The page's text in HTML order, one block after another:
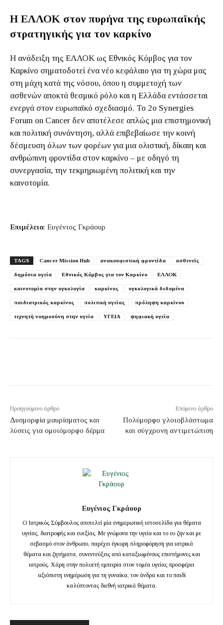
Η ΕΛΛΟΚ στον πυρήνα της ευρωπαϊκής
στρατηγικής για τον καρκίνο
Η ανάδειξη της ΕΛΛΟΚ ως Εθνικός Κόμβος για τον
Καρκίνο σηματοδοτεί ένα νέο κεφάλαιο για τη χώρα μας
στη μάχη κατά της νόσου, όπου η συμμετοχή των
ασθενών αποκτά θεσμικό ρόλο και η Ελλάδα εντάσσεται
ενεργά στον ευρωπαϊκό σχεδιασμό. Το 2ο Synergies
Forum on Cancer δεν αποτέλεσε απλώς μια επιστημονική
και πολιτική συνάντηση, αλλά επιβεβαίωσε την κοινή
δέσμευση όλων των φορέων για μια ολιστική, δίκαιη και
ανθρώπινη φροντίδα στον καρκίνο – με οδηγό τη
συνεργασία, την τεκμηριωμένη πολιτική και την
καινοτομία.
Επιμέλεια: Ευγένιος Γκράουρ
TAGS Cancer Mission Hub ανακουφιστική φροντίδα ασθενείς
δημόσια υγεία Εθνικός Κόμβος για τον Καρκίνο ΕΛΛΟΚ
καινοτομία στην ογκολογία καρκίνος ογκολογικά δεδομένα
παιδιατρικός καρκίνος πολιτική υγείας πρόληψη καρκίνου
τεχνητή νοημοσύνη στην υγεία ΥΓΕΙΑ ψηφιακή υγεία
Προηγούμενο άρθρο
Δυσμορφία μαυρίσματος και
λύσεις για ομοιόμορφο δέρμα
Επόμενο άρθρο
Πολύμορφο γλοιοβλάστωμα
και σύγχρονη αντιμετώπιση
Ευγένιος Γκράουρ
Ο Ιατρικός Σύμβουλος αποτελεί μία ενημερωτική ιστοσελίδα για θέματα
υγείας, διατροφής και ευεξίας. Με γνώμονα την υγεία και το ευ ζην και με
σεβασμό στον άνθρωπο, παρέχει έγκυρη πληροφόρηση για ιατρικά
θέματα και ζητήματα, συνεντεύξεις από καταξιωμένους επιστήμονες και
ιατρούς. Χάρη στην πολυετή εμπειρία στον τομέα υγείας προσφέρει
αξιόπιστη ενημέρωση για τη γυναίκα, τον άνδρα και το παιδί
καλύπτοντας διεθνή ιατρικά θέματα.